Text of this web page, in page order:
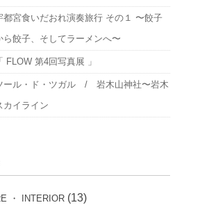
都宮食いだおれ演奏旅行 その１ 〜餃子
ら餃子、そしてラーメンへ〜
「 FLOW 第4回写真展 」
ール・ド・ツガル / 岩木山神社〜岩木
カイライン
・ INTERIOR (13)